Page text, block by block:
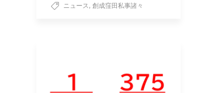
ニュース, 創成窪田私事諸々